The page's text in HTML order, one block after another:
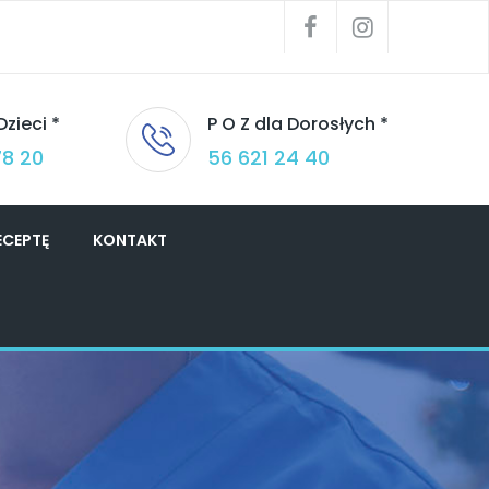
*
20
P O Z dla Dorosłych *
56 621 24 40
KONTAKT